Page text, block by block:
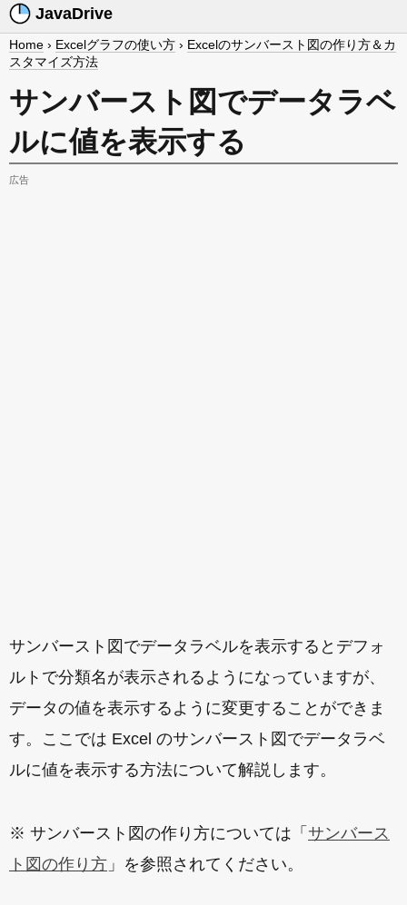
JavaDrive
Home › Excelグラフの使い方 › Excelのサンバースト図の作り方＆カ
スタマイズ方法
サンバースト図でデータラベ
ルに値を表示する
広告
サンバースト図でデータラベルを表示するとデフォ
ルトで分類名が表示されるようになっていますが、
データの値を表示するように変更することができま
す。ここでは Excel のサンバースト図でデータラベ
ルに値を表示する方法について解説します。
※ サンバースト図の作り方については「 サンバース
ト図の作り方 」を参照されてください。